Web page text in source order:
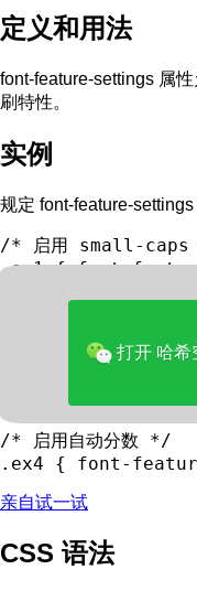
定义和用法
font-feature-settings 属
刷特性。
实例
规定 font-feature-settings
/* 启用 small-
.ex1 { font-
/* 将大写和小写都转
.ex3 { font-
/* 启用自动分数 */
亲自试一试
CSS 语法
打开 哈希